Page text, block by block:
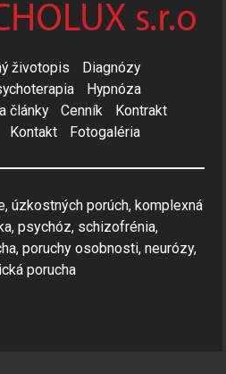
životopis
Diagnózy
Hypnóza
články Cenník
Kontrakt
Kontakt Fotogaléria
úzkostných porúch, komplexná
psychóz, schizofrénia,
poruchy osobnosti, neurózy,
porucha